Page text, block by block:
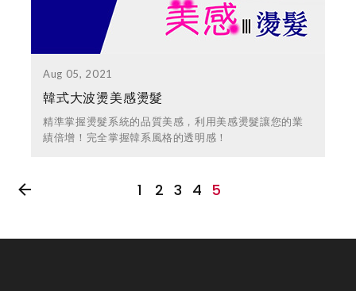
Aug 05, 2021
韓式大波燙美感燙髮
精準掌握燙髮系統的品質美感，利用美感燙髮讓您的業
績倍增！完全掌握韓系風格的透明感！
1 2 3 4 5